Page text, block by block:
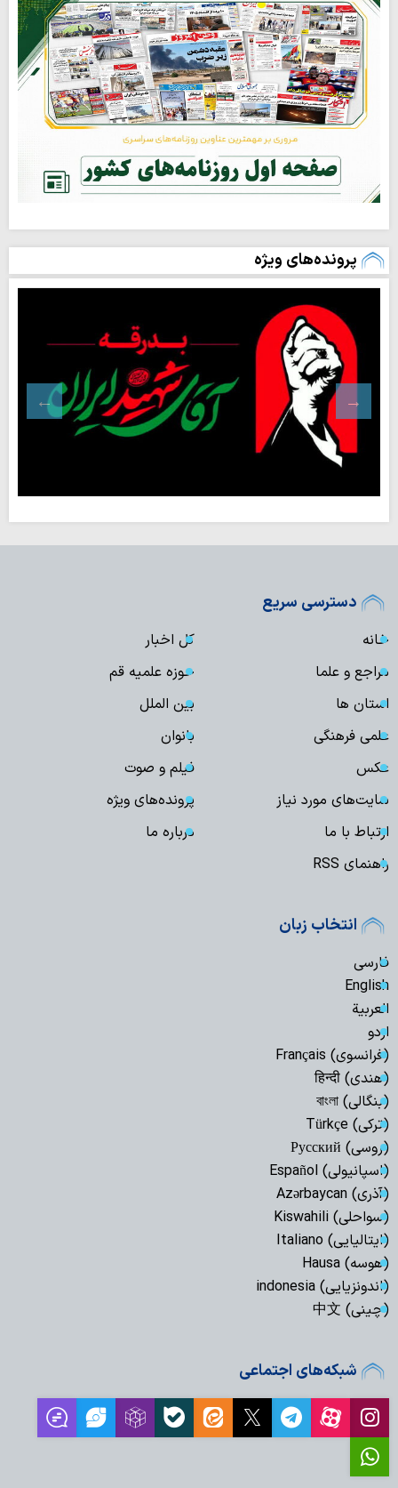
پرونده‌های ویژه
دسترسی سریع
خانه
کل اخبار
مراجع و علما
حوزه علمیه قم
استان ها
بین الملل
علمی فرهنگی
بانوان
عکس
فیلم و صوت
سایت‌های مورد نیاز
پرونده‌های ویژه
ارتباط با ما
درباره ما
راهنمای RSS
انتخاب زبان
فارسی
English
العربیة
اردو
(فرانسوی) Français
(هندی) हिन्दी
(بنگالی) বাংলা
(ترکی) Türkçe
(روسی) Русский
(اسپانیولی) Español
(آذری) Azərbaycan
(سواحلی) Kiswahili
(ایتالیایی) Italiano
(هوسه) Hausa
(اندونزیایی) indonesia
(چینی) 中文
شبکه‌های اجتماعی